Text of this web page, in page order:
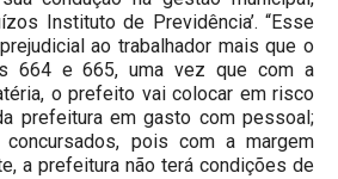
Instituto de Previdência’. “Esse
ao trabalhador mais que o
664 e 665, uma vez que com a
o prefeito vai colocar em risco
prefeitura em gasto com pessoal;
pois com a margem
a prefeitura não terá condições de